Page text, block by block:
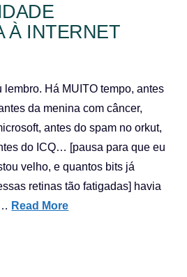
À INTERNET
lembro. Há MUITO tempo, antes
da menina com câncer,
antes do spam no orkut,
do ICQ… [pausa para que eu
velho, e quantos bits já
retinas tão fatigadas] havia
Read More